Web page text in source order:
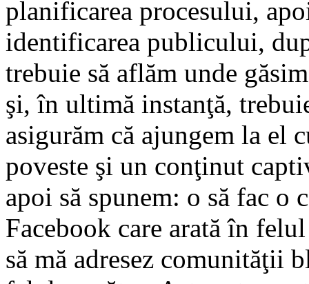
planificarea procesului,
identificarea publicului,
trebuie să aflăm unde
şi, în ultimă instanţă,
asigurăm că ajungem la el
poveste şi un conţinut
apoi să spunem: o să fac o
Facebook care arată în
să mă adresez comunităţii